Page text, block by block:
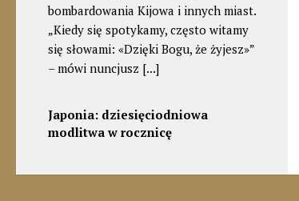
bombardowania Kijowa i innych miast.
„Kiedy się spotykamy, często witamy
się słowami: «Dzięki Bogu, że żyjesz»”
– mówi nuncjusz [...]
Japonia: dziesięciodniowa
modlitwa w rocznicę